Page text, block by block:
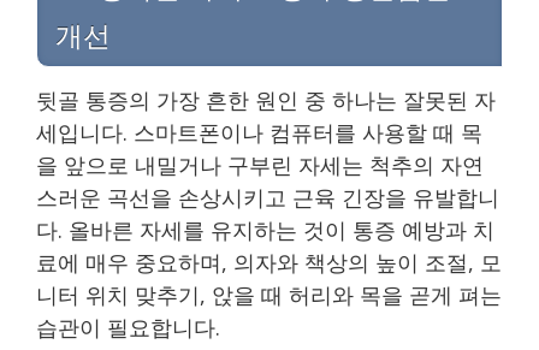
개선
뒷골 통증의 가장 흔한 원인 중 하나는 잘못된 자
세입니다. 스마트폰이나 컴퓨터를 사용할 때 목
을 앞으로 내밀거나 구부린 자세는 척추의 자연
스러운 곡선을 손상시키고 근육 긴장을 유발합니
다. 올바른 자세를 유지하는 것이 통증 예방과 치
료에 매우 중요하며, 의자와 책상의 높이 조절, 모
니터 위치 맞추기, 앉을 때 허리와 목을 곧게 펴는
습관이 필요합니다.